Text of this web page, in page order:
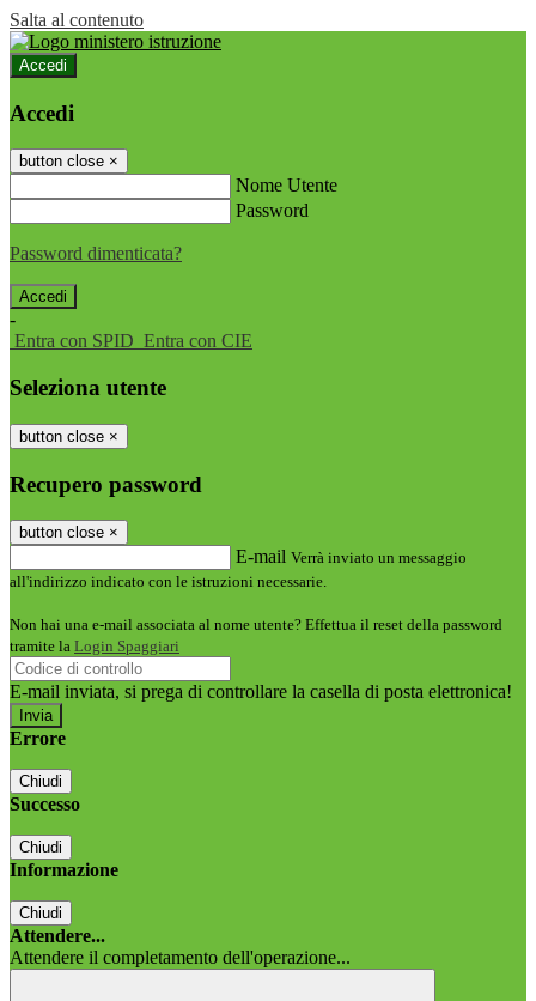
Salta al contenuto
Accedi
Accedi
button close ×
Nome Utente
Password
Password dimenticata?
-
Entra con SPID Entra con CIE
Seleziona utente
button close ×
Recupero password
button close ×
E-mail Verrà inviato un messaggio
all'indirizzo indicato con le istruzioni necessarie.
Non hai una e-mail associata al nome utente? Effettua il reset della password
tramite la Login Spaggiari
E-mail inviata, si prega di controllare la casella di posta elettronica!
Errore
Chiudi
Successo
Chiudi
Informazione
Chiudi
Attendere...
Attendere il completamento dell'operazione...